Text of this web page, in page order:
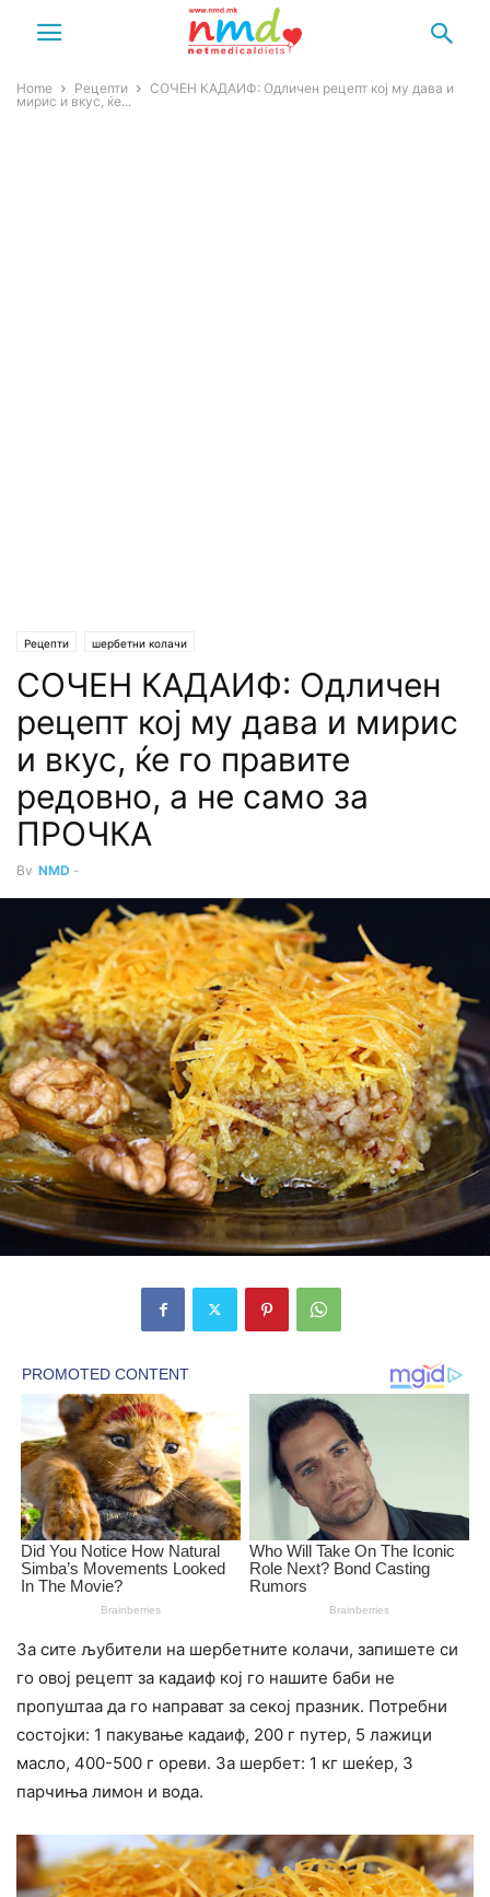
Home Рецепти
СОЧЕН КАДАИФ: Одличен рецепт кој му дава и
мирис и вкус, ќе...
Рецепти шербетни колачи
СОЧЕН КАДАИФ: Одличен
рецепт кој му дава и мирис
и вкус, ќе го правите
редовно, а не само за
ПРОЧКА
By NMD -
За сите љубители на шербетните колачи, запишете си
го овој рецепт за кадаиф кој го нашите баби не
пропуштаа да го направат за секој празник. Потребни
состојки: 1 пакување кадаиф, 200 г путер, 5 лажици
масло, 400-500 г ореви. За шербет: 1 кг шеќер, 3
парчиња лимон и вода.